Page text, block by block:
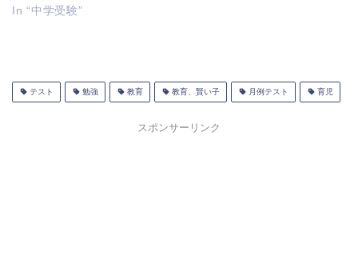
In “中学受験”
テスト 勉強 教育 教育、賢い子 月例テスト 育児
スポンサーリンク